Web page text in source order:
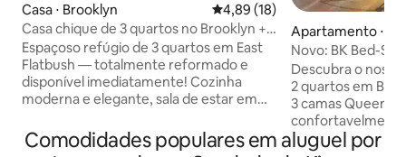
Casa ⋅ Brooklyn 4,89 de uma avaliação média
4,89 (18)
Casa chique de 3 quartos no Brooklyn +
Estacionamento GRATUITO | Perto de
transporte
Espaçoso refúgio de 3 quartos em East
Flatbush — totalmente reformado e
disponível imediatamente! Cozinha
moderna e elegante, sala de estar em
aquecimento central/ar-condicionado, 1
banheiro e 1 lavabo. Wi-Fi de alta
Apartamento ⋅
Novo: BK Bed-
Descubra o
2 quartos em
3 camas Queen-
confortavelmente
unidade possui
Comodidades populares em aluguel por